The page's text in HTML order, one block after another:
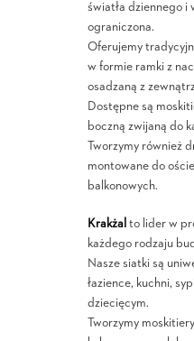
światła dziennego i
ograniczona.
Oferujemy
w formie ramki z
osadzaną z
Dostępne są
boczną zwijaną do
Tworzymy również
montowane do
balkonowych.
Krakżal to lider w
każdego rodzaju
Nasze siatki są
łazience, kuchni,
dziecięcym.
Tworzymy